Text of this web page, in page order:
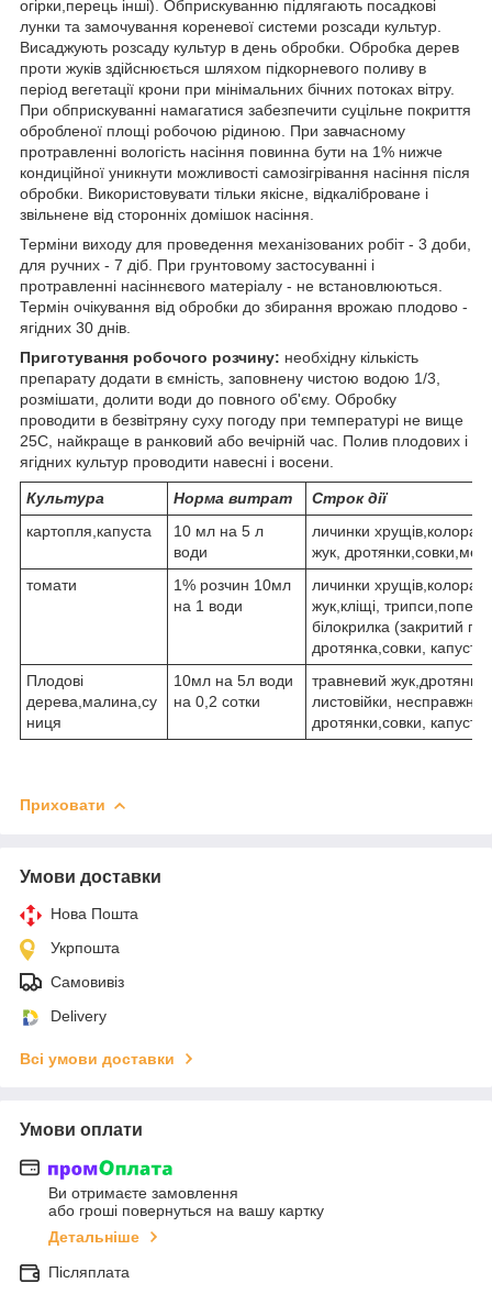
огірки,перець інші). Обприскуванню підлягають посадкові
лунки та замочування кореневої системи розсади культур.
Висаджують розсаду культур в день обробки. Обробка дерев
проти жуків здійснюється шляхом підкорневого поливу в
період вегетації крони при мінімальних бічних потоках вітру.
При обприскуванні намагатися забезпечити суцільне покриття
обробленої площі робочою рідиною. При завчасному
протравленні вологість насіння повинна бути на 1% нижче
кондиційної уникнути можливості самозігрівання насіння після
обробки. Використовувати тільки якісне, відкаліброване і
звільнене від сторонніх домішок насіння.
Терміни виходу для проведення механізованих робіт - 3 доби,
для ручних - 7 діб. При грунтовому застосуванні і
протравленні насіннєвого матеріалу - не встановлюються.
Термін очікування від обробки до збирання врожаю плодово -
ягідних 30 днів.
Приготування робочого розчину: необхідну кількість
препарату додати в ємність, заповнену чистою водою 1/3,
розмішати, долити води до повного об'єму. Обробку
проводити в безвітряну суху погоду при температурі не вище
25С, найкраще в ранковий або вечірній час. Полив плодових і
ягідних культур проводити навесні і восени.
Культура Норма витрат
Строк дії
картопля,капуста
10 мл на 5 л
води
личинки
жук,
томати
1% розчин 10мл
на 1 води
личинки
жук,кліщі,
білокрилка (закритий
дротянка,совки,
Плодові
дерева,малина,су
ниця
10мл на 5л води
на 0,2 сотки
травневий жук,дротянка,
листовійки, несправжні
дротянки,совки,
Приховати
Умови доставки
Нова Пошта
Укрпошта
Самовивіз
Delivery
Всі умови доставки
Умови оплати
Ви отримаєте замовлення
або гроші повернуться на вашу картку
Детальніше
Післяплата